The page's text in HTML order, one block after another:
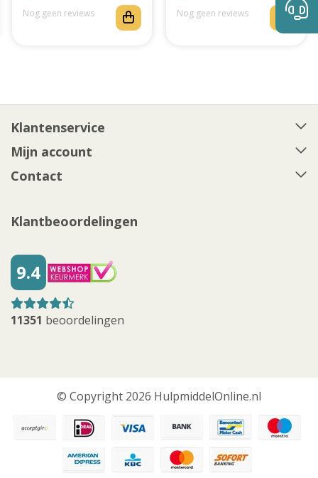
Nog geen reviews Nog geen reviews
Klantenservice
Mijn account
Contact
Klantbeoordelingen
9.4
11351 beoordelingen
© Copyright 2026 HulpmiddelOnline.nl